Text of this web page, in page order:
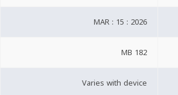
MAR : 15 : 2026
182 MB
Varies with device